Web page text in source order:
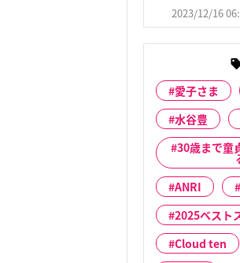
2023/12/16
愛子さま
水谷豊
30歳まで童
ANRI
2025ベスト
Cloud ten